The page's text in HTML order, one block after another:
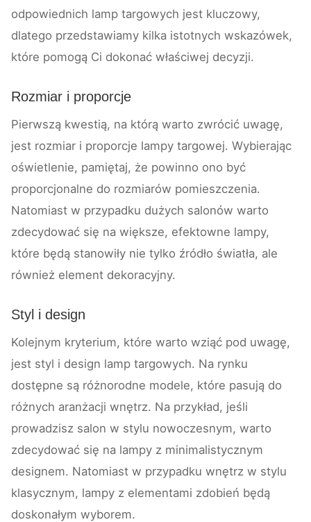
odpowiednich lamp targowych jest kluczowy,
dlatego przedstawiamy kilka istotnych wskazówek,
które pomogą Ci dokonać właściwej decyzji.
Rozmiar i proporcje
Pierwszą kwestią, na którą warto zwrócić uwagę,
jest rozmiar i proporcje lampy targowej. Wybierając
oświetlenie, pamiętaj, że powinno ono być
proporcjonalne do rozmiarów pomieszczenia.
Natomiast w przypadku dużych salonów warto
zdecydować się na większe, efektowne lampy,
które będą stanowiły nie tylko źródło światła, ale
również element dekoracyjny.
Styl i design
Kolejnym kryterium, które warto wziąć pod uwagę,
jest styl i design lamp targowych. Na rynku
dostępne są różnorodne modele, które pasują do
różnych aranżacji wnętrz. Na przykład, jeśli
prowadzisz salon w stylu nowoczesnym, warto
zdecydować się na lampy z minimalistycznym
designem. Natomiast w przypadku wnętrz w stylu
klasycznym, lampy z elementami zdobień będą
doskonałym wyborem.